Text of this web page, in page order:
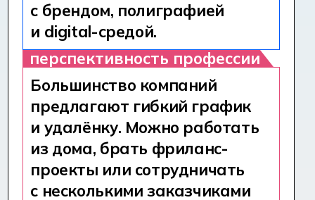
Создаёт логотипы, визитки, баннеры
и посты для соцсетей. Работает
по брифу, соблюдает дедлайны
и доводит проект до финала —
от идеи до печати или публикации.
[ ПРИМЕРЫ ЗАДАЧ ]
Разработка логотипов и элементов
айдентики
Создание полиграфических
материалов (флаеры, визитки,
плакаты)